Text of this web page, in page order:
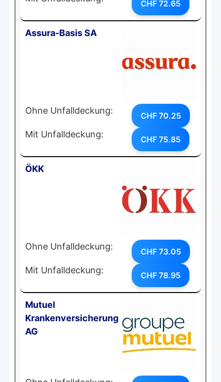
CHF 72.65
Assura-Basis SA
Ohne Unfalldeckung: CHF 70.25
Mit Unfalldeckung: CHF 75.85
ÖKK
Ohne Unfalldeckung: CHF 73.05
Mit Unfalldeckung: CHF 78.95
Mutuel
Krankenversicherung
AG